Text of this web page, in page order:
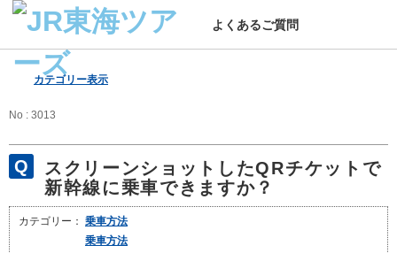
よくあるご質問
カテゴリー表示
No : 3013
スクリーンショットしたQRチケットで
新幹線に乗車できますか？
カテゴリー： 乗車方法
乗車方法